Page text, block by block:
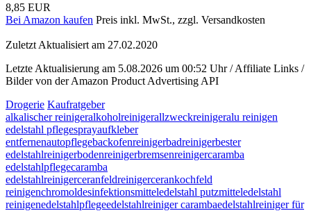
8,85 EUR
Bei Amazon kaufen Preis inkl. MwSt., zzgl. Versandkosten
Zuletzt Aktualisiert am 27.02.2020
Letzte Aktualisierung am 5.08.2026 um 00:52 Uhr / Affiliate Links /
Bilder von der Amazon Product Advertising API
Drogerie Kaufratgeber
alkalischer reinigeralkoholreinigerallzweckreinigeralu reinigen
edelstahl pflegesprayaufkleber
entfernenautopflegebackofenreinigerbadreinigerbester
edelstahlreinigerbodenreinigerbremsenreinigercaramba
edelstahlpflegecaramba
edelstahlreinigerceranfeldreinigercerankochfeld
reinigenchromoldesinfektionsmitteledelstahl putzmitteledelstahl
reinigenedelstahlpflegeedelstahlreiniger carambaedelstahlreiniger für